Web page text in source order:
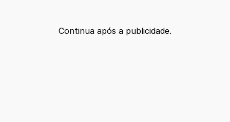
Continua após a publicidade.